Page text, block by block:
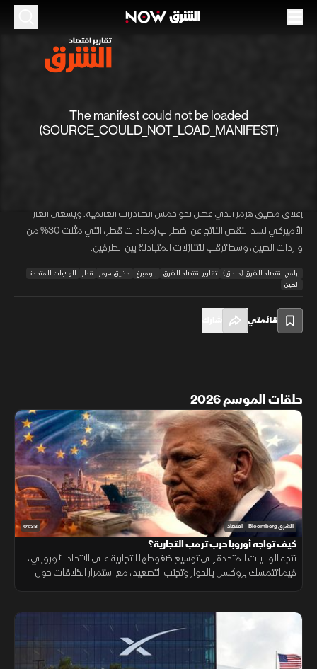
(SOURCE_COULD_NOT_LOAD_MANIFEST)
هل يسد الغاز الأميركي عجز الإمدادات القطرية
في الصين؟
إغلاق مضيق هرمز الذي عطل نحو خمس الصادرات العالمية. ويسعى الغاز
الأميركي لسد النقص الناتج عن اضطراب إمدادات قطر، التي مثلت 30% من
واردات الصين، وسط ترقب للتنازلات المتبادلة بين الطرفين.
برامج اقتصاد الشرق (ملحق) تقارير اقتصاد الشرق بلومبرغ مضيق هرمز قطر الولايات المتحدة
الصين
قائمتي
حلقات الموسم 2026
01:38 الشرق Bloomberg اقتصاد
كيف تواجه أوروبا حرب ترمب التجارية؟
تتجه الولايات المتحدة إلى توسيع ضغوطها التجارية على الاتحاد الأوروبي،
فيما تتمسك بروكسل بالحوار وتجنب التصعيد، مع استمرار الخلافات حول